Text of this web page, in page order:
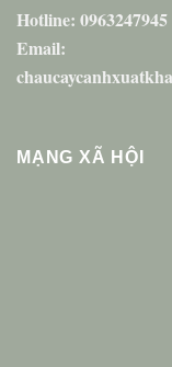
Hotline: 0963247945
Email:
MẠNG XÃ HỘI